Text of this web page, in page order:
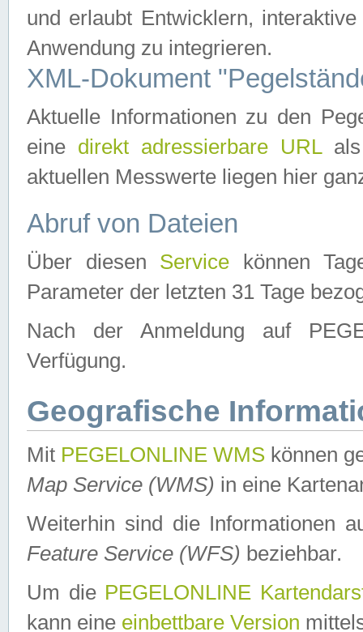
und erlaubt Entwicklern,
Anwendung zu integrieren.
XML-Dokument
Aktuelle Informationen zu den
eine direkt adressierbare URLals
aktuellen Messwerte liegen hier
Abruf von Dateien
Über diesen Service können
Parameter der letzten 31 Tage
Nach der Anmeldung auf
Verfügung.
Geografische
Mit PEGELONLINE WMS können
Map Service (WMS) in eine
Weiterhin sind die Informationen
Feature Service (WFS) beziehbar.
Um die PEGELONLINE
kann eine einbettbare Version